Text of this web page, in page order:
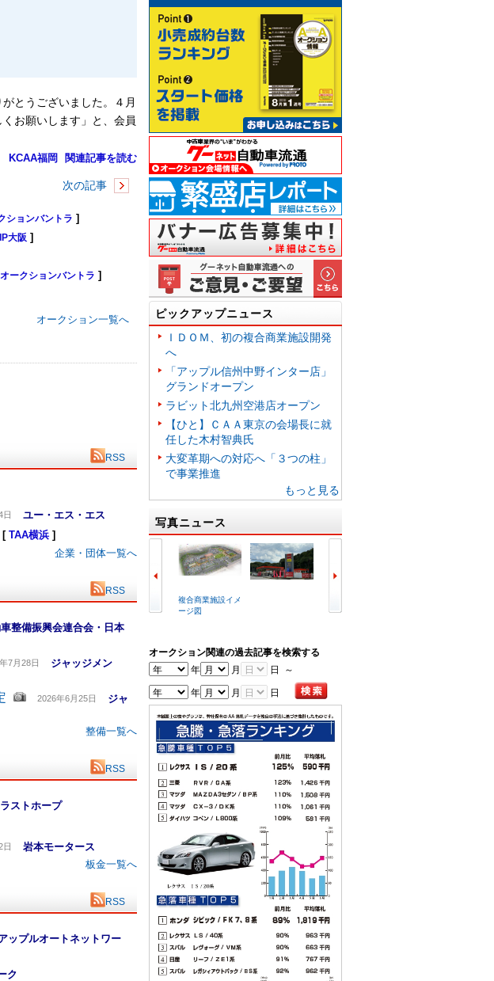
とうございました。４月
お願いします」と、会員
KCAA福岡 関連記事を読む
次の記事
ションバントラ ]
大阪 ]
ークションバントラ ]
オークション一覧へ
RSS
ユー・エス・エス
[ TAA横浜 ]
企業・団体一覧へ
RSS
整備振興会連合会・日本
7月28日 ジャッジメン
2026年6月25日 ジャ
整備一覧へ
RSS
ラストホープ
岩本モータース
板金一覧へ
RSS
ップルオートネットワー
ク
ピックアップニュース
ＩＤＯＭ、初の複合商業施設開発
へ
「アップル信州中野インター店」
グランドオープン
ラビット北九州空港店オープン
【ひと】ＣＡＡ東京の会場長に就
任した木村智典氏
大変革期への対応へ「３つの柱」
で事業推進
もっと見る
写真ニュース
複合商業施設イメ
ージ図
港店外観
オークション関連の過去記事を検索する
年
月 日 ～
年 月 日